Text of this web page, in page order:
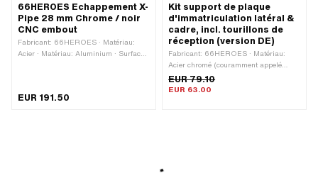
66HEROES Echappement X-
Pipe 28 mm Chrome / noir
CNC embout
Fabricant: 66HEROES · Matériau:
Acier · Matériau: Aluminium · Surface:
Silencieux: 70 mm · Ø raccordement
EUR 191.50
Kit support de plaque
d'immatriculation latéral &
cadre, incl. tourillons de
réception (version DE)
Fabricant: 66HEROES · Matériau:
Acier chromé (couramment appelé
Nirosta) · Matériau: Aluminium ·
Surface: anodisé · Couleur: Chrome ·
EUR 79.10
EUR 63.00